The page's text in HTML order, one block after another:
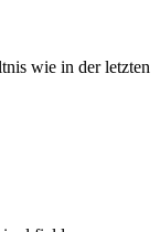
wie in der letzten